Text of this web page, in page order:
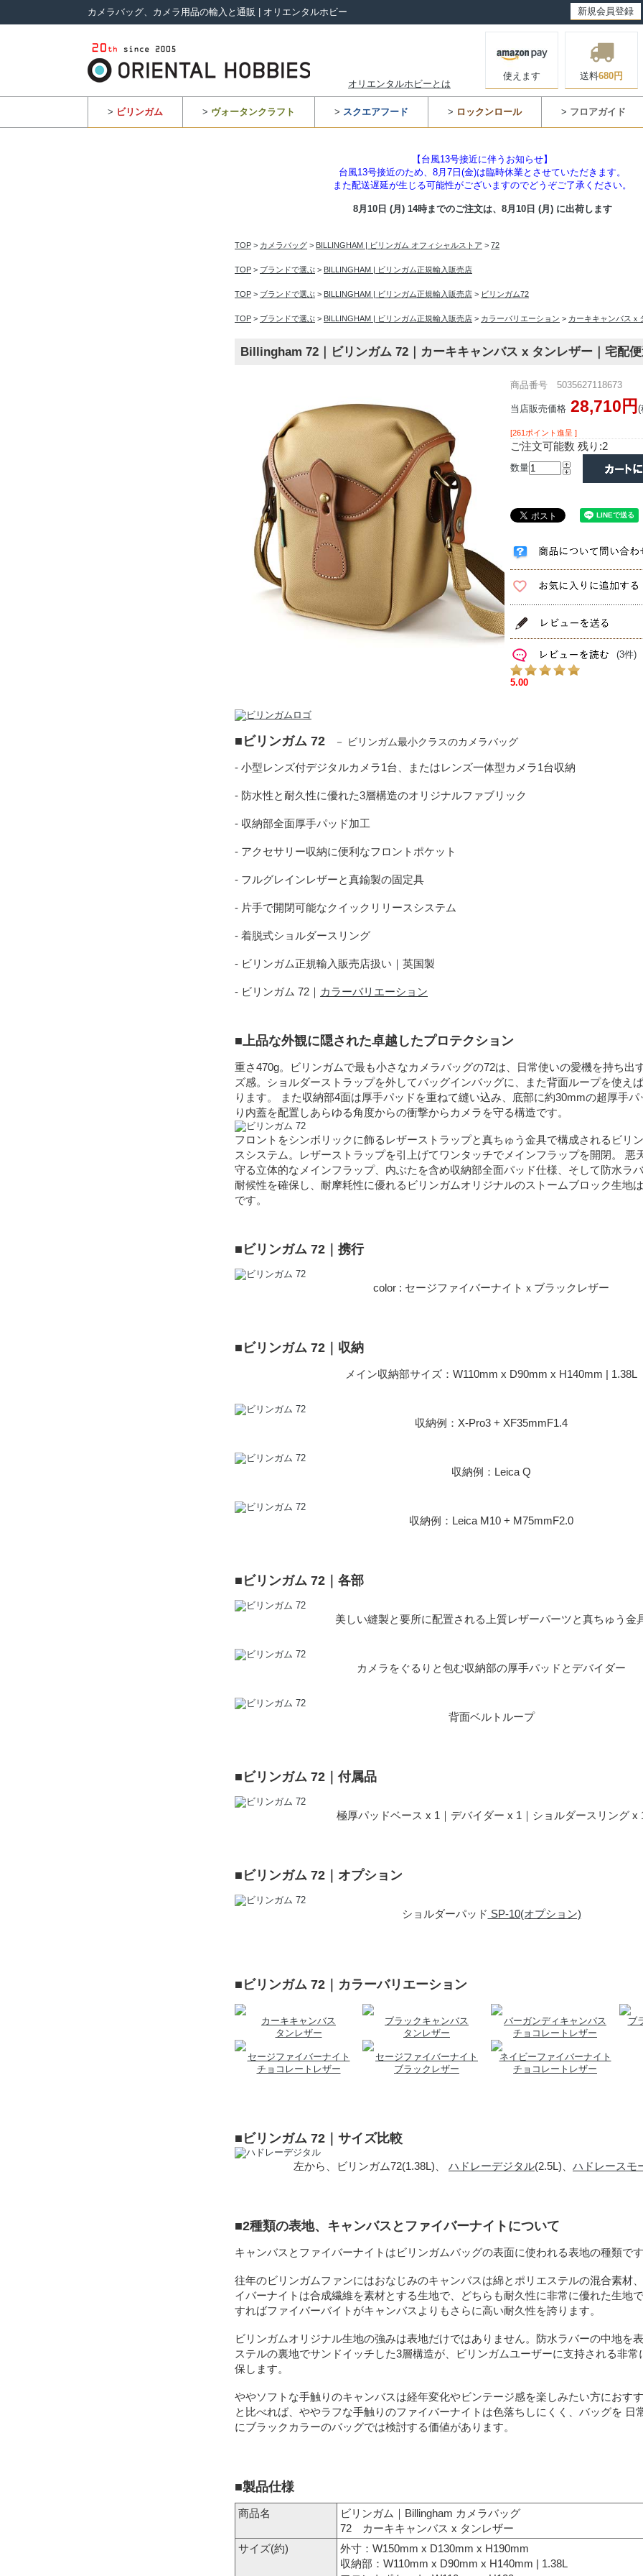
カメラバッグ、カメラ用品の輸入と通販 | オリエンタルホビー 新規会員登録
オリエンタルホビーとは
使えます 送料680円
> ビリンガム > ヴォータンクラフト > スクエアフード > ロックンロール > フロアガイド
【台風13号接近に伴うお知らせ】
台風13号接近のため、8月7日(金)は臨時休業とさせていただきます。
また配送遅延が生じる可能性がございますのでどうぞご了承ください。
8月10日 (月) 14時までのご注文は、 8月10日 (月) に出荷します
TOP > カメラバッグ > BILLINGHAM | ビリンガム オフィシャルストア > 72
TOP > ブランドで選ぶ > BILLINGHAM | ビリンガム正規輸入販売店
TOP > ブランドで選ぶ > BILLINGHAM | ビリンガム正規輸入販売店 > ビリンガム72
TOP > ブランドで選ぶ > BILLINGHAM | ビリンガム正規輸入販売店 > カラーバリエーション > カーキキャンバスｘ
Billingham 72｜ビリンガム 72｜カーキキャンバス x タンレザー｜宅配
商品番号 5035627118673
当店販売価格 28,710円(
[261ポイント進呈 ]
ご注文可能数 残り:2
数量
(3件)
■ビリンガム 72 － ビリンガム最小クラスのカメラバッグ
- 小型レンズ付デジタルカメラ1台、またはレンズ一体型カメラ1台収納
- 防水性と耐久性に優れた3層構造のオリジナルファブリック
- 収納部全面厚手パッド加工
- アクセサリー収納に便利なフロントポケット
- フルグレインレザーと真鍮製の固定具
- 片手で開閉可能なクイックリリースシステム
- 着脱式ショルダースリング
- ビリンガム正規輸入販売店扱い｜英国製
- ビリンガム 72｜ カラーバリエーション
■上品な外観に隠された卓越したプロテクション
重さ470g。ビリンガムで最も小さなカメラバッグの72は、日常使いの愛機を持ち出
ズ感。ショルダーストラップを外してバッグインバッグに、また背面ループを使え
ります。 また収納部4面は厚手パッドを重ねて縫い込み、底部に約30mmの超厚手
り内蓋を配置しあらゆる角度からの衝撃からカメラを守る構造です。
フロントをシンボリックに飾るレザーストラップと真ちゅう金具で構成されるビリ
スシステム。レザーストラップを引上げてワンタッチでメインフラップを開閉。 悪
守る立体的なメインフラップ、内ぶたを含め収納部全面パッド仕様、そして防水ラ
耐候性を確保し、耐摩耗性に優れるビリンガムオリジナルのストームブロック生地
です。
■ビリンガム 72｜携行
color : セージファイバーナイトｘブラックレザー
■ビリンガム 72｜収納
メイン収納部サイズ：W110mm x D90mm x H140mm | 1.38L
収納例：X-Pro3 + XF35mmF1.4
収納例：Leica Q
収納例：Leica M10 + M75mmF2.0
■ビリンガム 72｜各部
美しい縫製と要所に配置される上質レザーパーツと真ちゅう金
カメラをぐるりと包む収納部の厚手パッドとデバイダー
背面ベルトループ
■ビリンガム 72｜付属品
極厚パッドベース x 1｜デバイダー x 1｜ショルダースリング x
■ビリンガム 72｜オプション
ショルダーパッド SP-10(オプション)
■ビリンガム 72｜カラーバリエーション
カーキキャンバス
タンレザー
ブラックキャンバス
タンレザー
バーガンディキャンバス
チョコレートレザー
ブ
セージファイバーナイト
チョコレートレザー
セージファイバーナイト
ブラックレザー
ネイビーファイバーナイト
チョコレートレザー
■ビリンガム 72｜サイズ比較
左から、ビリンガム72(1.38L)、 ハドレーデジタル(2.5L)、 ハドレースモ
■2種類の表地、キャンバスとファイバーナイトについて
キャンバスとファイバーナイトはビリンガムバッグの表面に使われる表地の種類で
往年のビリンガムファンにはおなじみのキャンバスは綿とポリエステルの混合素材
イバーナイトは合成繊維を素材とする生地で、どちらも耐久性に非常に優れた生地
すればファイバーバイトがキャンバスよりもさらに高い耐久性を誇ります。
ビリンガムオリジナル生地の強みは表地だけではありません。防水ラバーの中地を
ステルの裏地でサンドイッチした3層構造が、ビリンガムユーザーに支持される非
保します。
ややソフトな手触りのキャンバスは経年変化やビンテージ感を楽しみたい方におす
と比べれば、ややラフな手触りのファイバーナイトは色落ちしにくく、バッグを 日
にブラックカラーのバッグでは検討する価値があります。
■製品仕様
商品名
ビリンガム｜Billingham カメラバッグ
72 カーキキャンバス x タンレザー
サイズ(約)
外寸：W150mm x D130mm x H190mm
収納部：W110mm x D90mm x H140mm | 1.38L